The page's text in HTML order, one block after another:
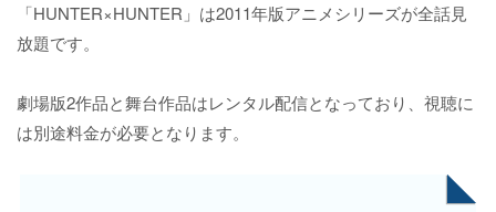
「HUNTER×HUNTER」は2011年版アニメシリーズが全話見
放題です。
劇場版2作品と舞台作品はレンタル配信となっており、視聴に
は別途料金が必要となります。